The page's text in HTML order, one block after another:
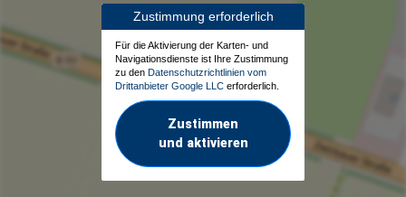
Zustimmung erforderlich
Für die Aktivierung der Karten- und
Navigationsdienste ist Ihre Zustimmung
zu den Datenschutzrichtlinien vom
Drittanbieter Google LLC erforderlich.
Zustimmen
und aktivieren